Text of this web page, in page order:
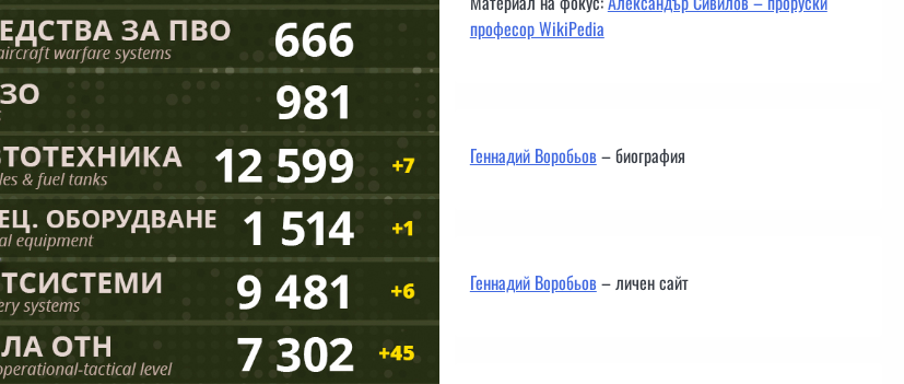
професор WikiPedia
Геннадий Воробьов– биография
Геннадий Воробьов– личен сайт